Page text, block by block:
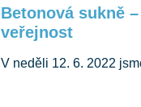
Betonová sukně
veřejnost
V neděli 12. 6. 2022